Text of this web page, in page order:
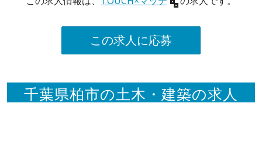
この求人に応募
千葉県柏市の土木・建築の求人